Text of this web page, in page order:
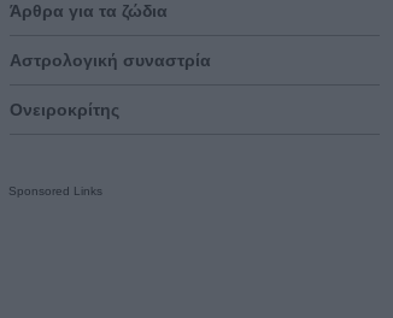
Άρθρα για τα ζώδια
Αστρολογική συναστρία
Ονειροκρίτης
Sponsored Links